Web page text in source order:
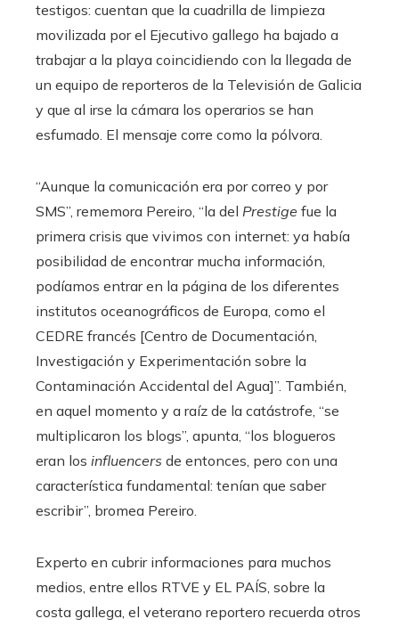
testigos: cuentan que la cuadrilla de limpieza
movilizada por el Ejecutivo gallego ha bajado a
trabajar a la playa coincidiendo con la llegada de
un equipo de reporteros de la Televisión de Galicia
y que al irse la cámara los operarios se han
esfumado. El mensaje corre como la pólvora.
“Aunque la comunicación era por correo y por
SMS”, rememora Pereiro, “la del Prestige fue la
primera crisis que vivimos con internet: ya había
posibilidad de encontrar mucha información,
podíamos entrar en la página de los diferentes
institutos oceanográficos de Europa, como el
CEDRE francés [Centro de Documentación,
Investigación y Experimentación sobre la
Contaminación Accidental del Agua]”. También,
en aquel momento y a raíz de la catástrofe, “se
multiplicaron los blogs”, apunta, “los blogueros
eran los influencers de entonces, pero con una
característica fundamental: tenían que saber
escribir”, bromea Pereiro.
Experto en cubrir informaciones para muchos
medios, entre ellos RTVE y EL PAÍS, sobre la
costa gallega, el veterano reportero recuerda otros